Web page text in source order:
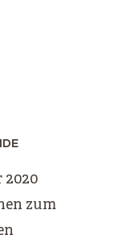
2020
zum